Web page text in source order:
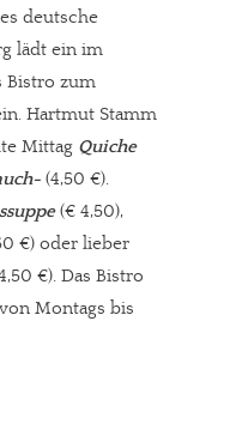
deutsche
lädt ein im
Bistro zum
Hartmut Stamm
Mittag Quiche
(4,50 €).
(€ 4,50),
€) oder lieber
€). Das Bistro
Montags bis